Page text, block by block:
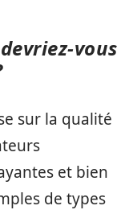
vous
sur la qualité
et bien
de types